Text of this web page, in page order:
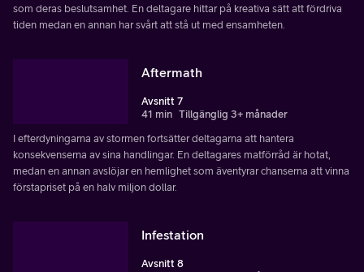
som deras beslutsamhet. En deltagare hittar på kreativa sätt att fördriva
tiden medan en annan har svårt att stå ut med ensamheten.
Aftermath
Avsnitt 7
41 min Tillgänglig 3+ månader
I efterdyningarna av stormen fortsätter deltagarna att hantera
konsekvenserna av sina handlingar. En deltagares matförråd är hotat,
medan en annan avslöjar en hemlighet som äventyrar chanserna att vinna
förstapriset på en halv miljon dollar.
Infestation
Avsnitt 8